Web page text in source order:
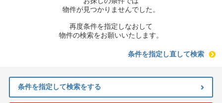
物件が見つかりませんでした。
再度条件を指定しなおして
物件の検索をお願いいたします。
条件を指定し直して検索
条件を指定して検索をする